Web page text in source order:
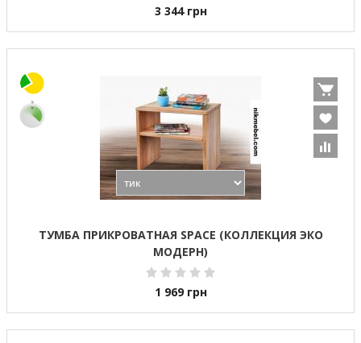
3 344 грн
ТУМБА ПРИКРОВАТНАЯ SPACE (КОЛЛЕКЦИЯ ЭКО
МОДЕРН)
1 969 грн